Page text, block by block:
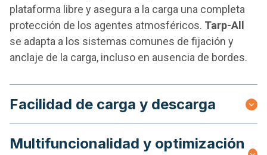
plataforma libre y asegura a la carga una completa
protección de los agentes atmosféricos. Tarp-All
se adapta a los sistemas comunes de fijación y
anclaje de la carga, incluso en ausencia de bordes.
Facilidad de carga y descarga
Multifuncionalidad y optimización